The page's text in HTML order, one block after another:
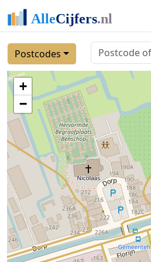
Postcodes
+
−